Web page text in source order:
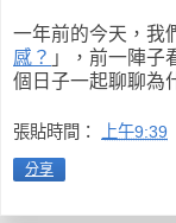
一年前的今天，我
感？ 」，前一陣子
個日子一起聊聊為
張貼時間： 上午9:39
分享